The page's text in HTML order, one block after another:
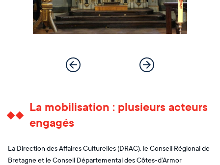
La mobilisation : plusieurs acteurs
engagés
La Direction des Affaires Culturelles (DRAC), le Conseil Régional de
Bretagne et le Conseil Départemental des Côtes-d’Armor